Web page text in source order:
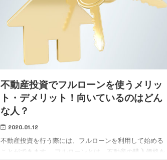
不動産投資でフルローンを使うメリッ
ト・デメリット！向いているのはどん
な人？
2020.01.12
不動産投資を行う際には、フルローンを利用して始める
ことができます。 フルローンとは、不動産の購入価格を